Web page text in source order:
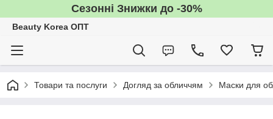
Сезонні Знижки до -30%
Beauty Korea ОПТ
Товари та послуги Догляд за обличчям Маски для